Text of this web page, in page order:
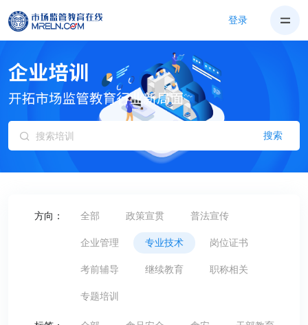
登录
搜索
方向： 全部 政策宣贯 普法宣传
企业管理 专业技术 岗位证书
考前辅导 继续教育 职称相关
专题培训